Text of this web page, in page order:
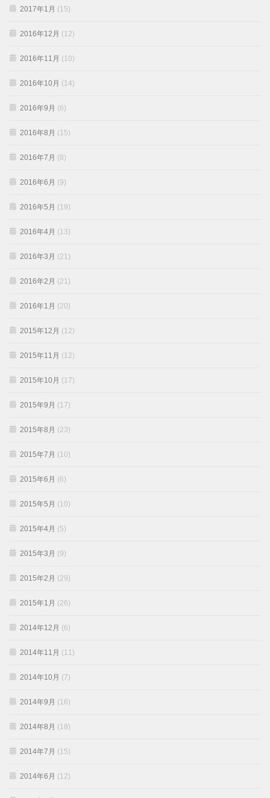
2017年1月 (15)
2016年12月 (12)
2016年11月 (10)
2016年10月 (14)
2016年9月 (6)
2016年8月 (15)
2016年7月 (8)
2016年6月 (9)
2016年5月 (19)
2016年4月 (13)
2016年3月 (21)
2016年2月 (21)
2016年1月 (20)
2015年12月 (12)
2015年11月 (12)
2015年10月 (17)
2015年9月 (17)
2015年8月 (23)
2015年7月 (10)
2015年6月 (6)
2015年5月 (10)
2015年4月 (5)
2015年3月 (9)
2015年2月 (29)
2015年1月 (26)
2014年12月 (6)
2014年11月 (11)
2014年10月 (7)
2014年9月 (16)
2014年8月 (18)
2014年7月 (15)
2014年6月 (12)